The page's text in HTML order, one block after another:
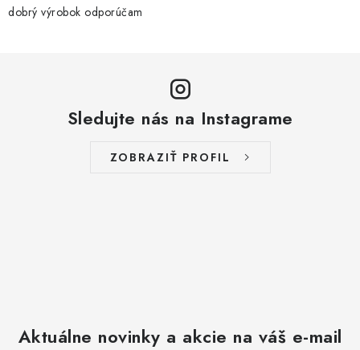
r
dobrý výrobok odporúčam
Sledujte nás na Instagrame
ZOBRAZIŤ PROFIL
Aktuálne novinky a akcie na váš e-mail